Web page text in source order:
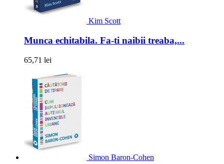
Kim Scott
Munca echitabila. Fa-ti naibii treaba,...
65,71 lei
Simon Baron-Cohen